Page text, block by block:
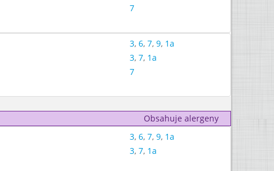
7
3, 6, 7, 9, 1a
3, 7, 1a
7
Obsahuje alergeny
3, 6, 7, 9, 1a
3, 7, 1a